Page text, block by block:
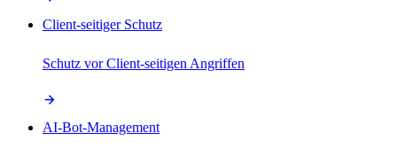
Client-seitiger Schutz
Schutz vor Client-seitigen Angriffen
AI-Bot-Management